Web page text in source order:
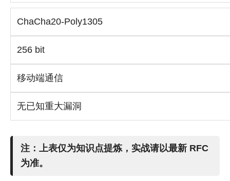
ChaCha20-Poly1305
256 bit
移动端通信
无已知重大漏洞
注：上表仅为知识点提炼，实战请以最新 RFC
为准。